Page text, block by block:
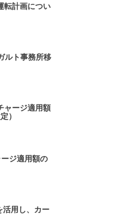
転計画につい
ルト事務所移
ャージ適用額
）
ジ適用額の
活用し、カー